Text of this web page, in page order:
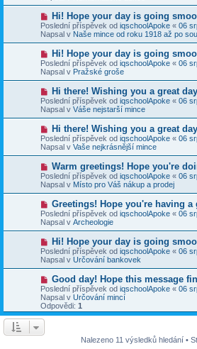
p
v
e
k
ý
p
í
s
p
v
e
k
N
o
v
ý
p
í
s
p
v
e
k
Hi! Hope your day is going
Poslední příspěvek od iqschoolApoke « 06
Napsal v Naše mince od roku 1918 až po
N
o
v
ý
p
í
s
p
v
e
k
Hi! Hope your day is going
Poslední příspěvek od iqschoolApoke « 06
Napsal v Pražské groše
N
o
v
ý
p
í
s
p
ě
v
e
k
Hi there! Wishing you a great
Poslední příspěvek od iqschoolApoke « 06
Napsal v Váše nejstarší mince
N
o
v
ý
p
í
s
p
ě
v
e
k
Hi there! Wishing you a great
Poslední příspěvek od iqschoolApoke « 06
Napsal v Vaše nejkrásnější mince
N
o
v
ý
í
s
p
v
e
k
Warm greetings! Hope you're
Poslední příspěvek od iqschoolApoke « 06
Napsal v Místo pro Váš nákup a prodej
N
o
v
ý
p
í
s
p
ě
v
e
k
Greetings! Hope you're having a
Poslední příspěvek od iqschoolApoke « 06
Napsal v Archeologie
N
o
v
ý
í
s
p
ě
Hi! Hope your day is going
Poslední příspěvek od iqschoolApoke « 06
Napsal v Určování bankovek
N
o
v
ý
p
Good day! Hope this message
Poslední příspěvek od iqschoolApoke « 06
Napsal v Určování mincí
Odpovědi: 1
Nalezeno 11 výsledků hledání •